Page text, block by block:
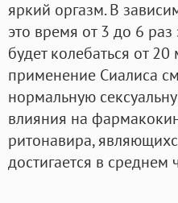
яркий оргазм. В
это время от 3 до 6 раз
будет колебаться от
применение Сиалиса
нормальную
влияния на
ритонавира,
достигается в среднем